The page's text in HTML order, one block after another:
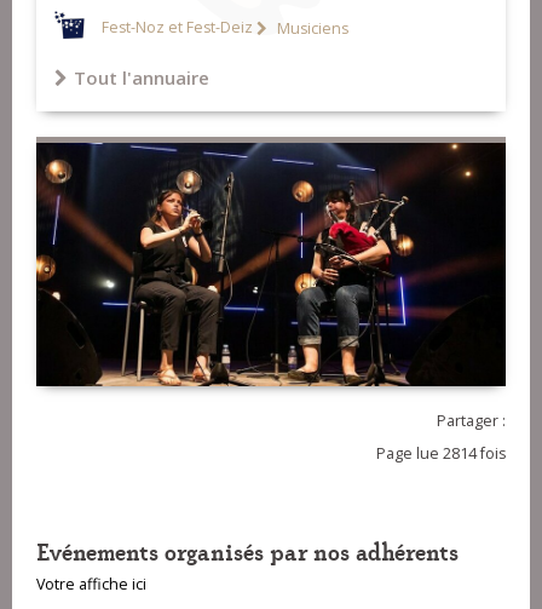
Fest-Noz et Fest-Deiz Musiciens
Tout l'annuaire
Partager :
Page lue 2814 fois
Evénements organisés par nos adhérents
Votre affiche ici